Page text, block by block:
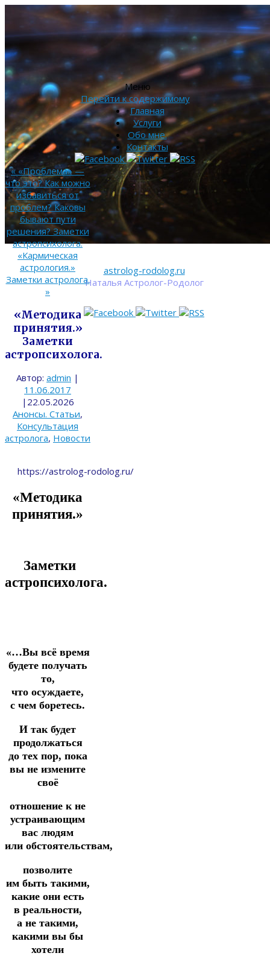
astrolog-rodolog.ru
Наталья Астролог-Родолог
Меню
Перейти к содержимому
Главная
Услуги
Обо мне.
Контакты
« «Проблема» —
что это? Как можно
избавиться от
проблем? Каковы
бывают пути
решения? Заметки
астропсихолога.
«Кармическая
астрология.»
Заметки астролога.
»
«Методика
принятия.»
Заметки
астропсихолога.
Автор: admin |
11.06.2017
| 22.05.2026
Анонсы. Статьи,
Консультация
астролога, Новости
https://astrolog-rodolog.ru/
«Методика
принятия.»
Заметки
астропсихолога.
«…Вы всё время
будете получать
то,
что осуждаете,
с чем боретесь.
И так будет
продолжаться
до тех пор, пока
вы не измените
своё
отношение к не
устраивающим
вас людям
или обстоятельствам,
позволите
им быть такими,
какие они есть
в реальности,
а не такими,
какими вы бы
хотели